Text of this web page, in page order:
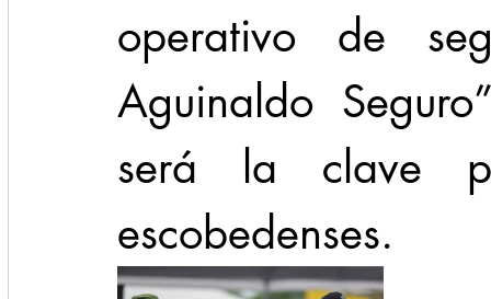
operativo de
Aguinaldo
será la clave
escobedenses.